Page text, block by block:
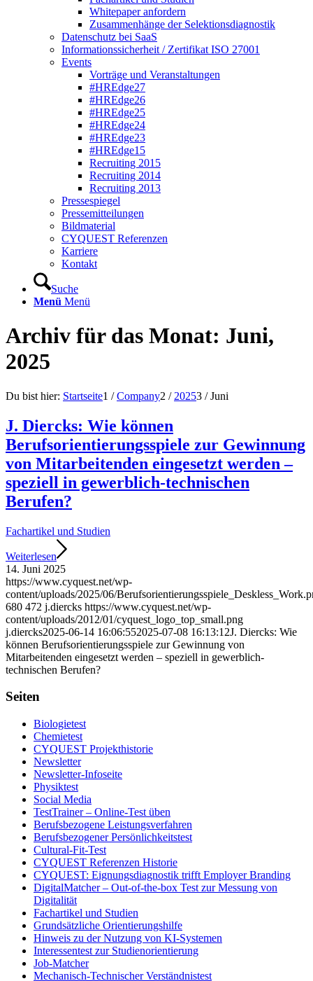
Whitepaper anfordern
Zusammenhänge der Selektionsdiagnostik
Datenschutz bei SaaS
Informationssicherheit / Zertifikat ISO 27001
Events
Vorträge und Veranstaltungen
#HREdge27
#HREdge26
#HREdge25
#HREdge24
#HREdge23
#HREdge15
Recruiting 2015
Recruiting 2014
Recruiting 2013
Pressespiegel
Pressemitteilungen
Bildmaterial
CYQUEST Referenzen
Karriere
Kontakt
Suche
Menü Menü
Archiv für das Monat: Juni,
2025
Du bist hier: Startseite1 / Company2 / 20253 / Juni
J. Diercks: Wie können
Berufsorientierungsspiele zur Gewinnung
von Mitarbeitenden eingesetzt werden –
speziell in gewerblich-technischen
Berufen?
Fachartikel und Studien
Weiterlesen
14. Juni 2025
https://www.cyquest.net/wp-
content/uploads/2025/06/
680 472 j.diercks https://www.cyquest.net/wp-
content/uploads/2012/01/cyquest_logo_top_small.png
j.diercks2025-06-14 16:06:552025-07-08 16:13:12J. Diercks: Wie
können Berufsorientierungsspiele zur Gewinnung von
Mitarbeitenden eingesetzt werden – speziell in gewerblich-
technischen Berufen?
Seiten
Biologietest
Chemietest
CYQUEST Projekthistorie
Newsletter
Newsletter-Infoseite
Physiktest
Social Media
TestTrainer – Online-Test üben
Berufsbezogene Leistungsverfahren
Berufsbezogener Persönlichkeitstest
Cultural-Fit-Test
CYQUEST Referenzen Historie
CYQUEST: Eignungsdiagnostik trifft Employer Branding
DigitalMatcher – Out-of-the-box Test zur Messung von
Digitalität
Fachartikel und Studien
Grundsätzliche Orientierungshilfe
Hinweis zu der Nutzung von KI-Systemen
Interessentest zur Studienorientierung
Job-Matcher
Mechanisch-Technischer Verständnistest